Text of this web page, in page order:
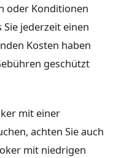
oder Konditionen
Sie jederzeit einen
Kosten haben
geschützt
mit einer
achten Sie auch
mit niedrigen